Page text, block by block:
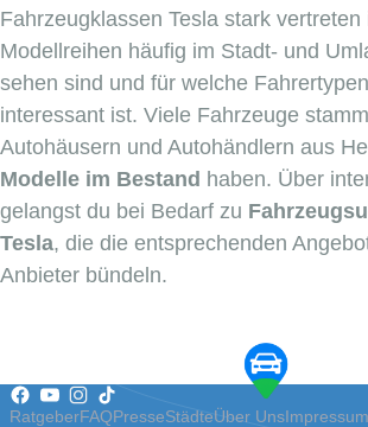
Fahrzeugklassen Tesla stark vertreten
Modellreihen häufig im Stadt- und
sehen sind und für welche
interessant ist. Viele Fahrzeuge
Autohäusern und Autohändlern aus
Modelle im Bestand haben. Über
gelangst du bei Bedarf zu
Tesla, die die entsprechenden
Anbieter bündeln.
RatgeberFAQPresseStädteÜber UnsImpressum